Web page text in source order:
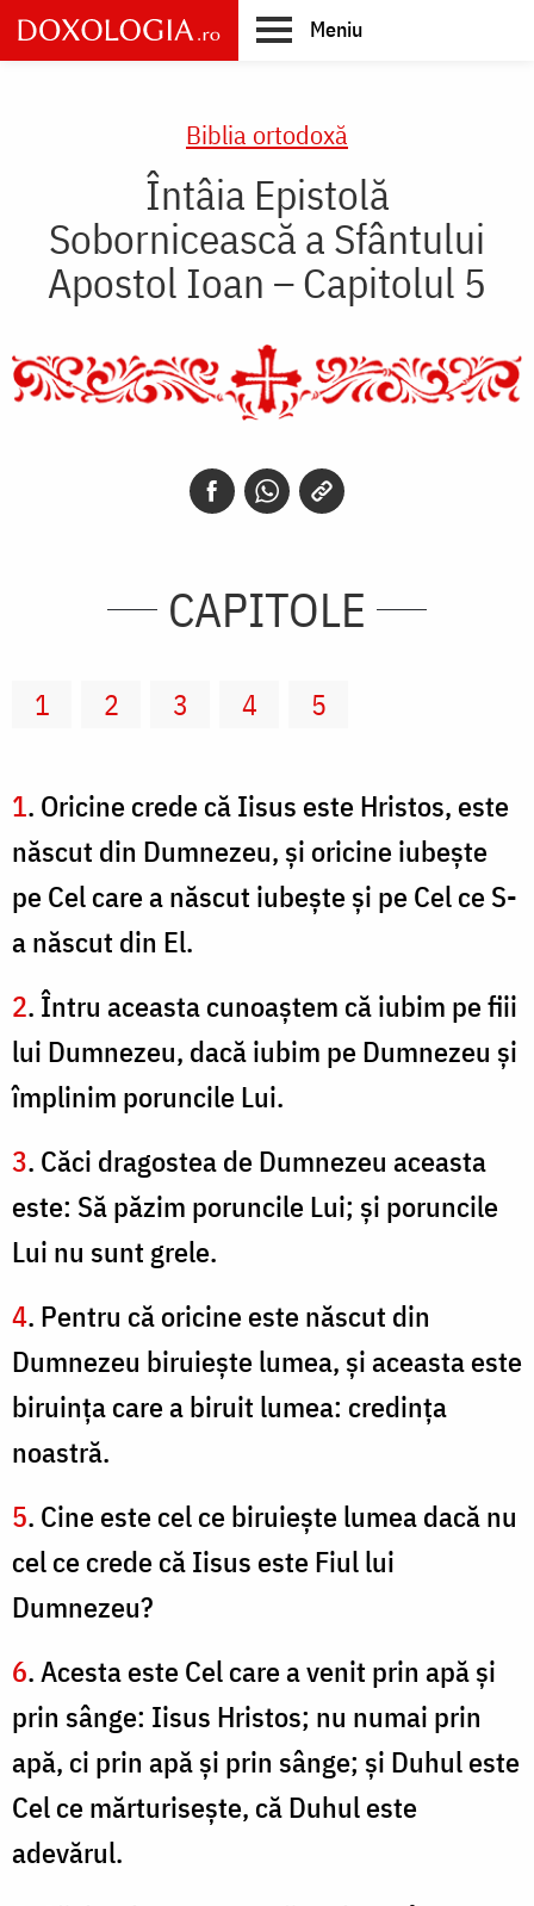
Skip
to
main
Meniu
Biblia ortodoxă
Întâia Epistolă
Sobornicească a Sfântului
Apostol Ioan – Capitolul 5
CAPITOLE
1 2 3 4 5
1. Oricine crede că Iisus este Hristos, este
născut din Dumnezeu, şi oricine iubeşte
pe Cel care a născut iubeşte şi pe Cel ce S-
a născut din El.
2. Întru aceasta cunoaştem că iubim pe fiii
lui Dumnezeu, dacă iubim pe Dumnezeu şi
împlinim poruncile Lui.
3. Căci dragostea de Dumnezeu aceasta
este: Să păzim poruncile Lui; şi poruncile
Lui nu sunt grele.
4. Pentru că oricine este născut din
Dumnezeu biruieşte lumea, şi aceasta este
biruinţa care a biruit lumea: credinţa
noastră.
5. Cine este cel ce biruieşte lumea dacă nu
cel ce crede că Iisus este Fiul lui
Dumnezeu?
6. Acesta este Cel care a venit prin apă şi
prin sânge: Iisus Hristos; nu numai prin
apă, ci prin apă şi prin sânge; şi Duhul este
Cel ce mărturiseşte, că Duhul este
adevărul.